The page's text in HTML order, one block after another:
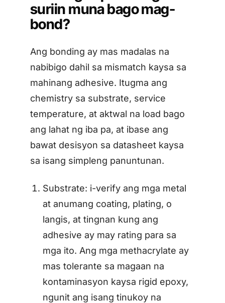
suriin muna bago mag-
bond?
Ang bonding ay mas madalas na
nabibigo dahil sa mismatch kaysa sa
mahinang adhesive. Itugma ang
chemistry sa substrate, service
temperature, at aktwal na load bago
ang lahat ng iba pa, at ibase ang
bawat desisyon sa datasheet kaysa
sa isang simpleng panuntunan.
Substrate: i-verify ang mga metal
at anumang coating, plating, o
langis, at tingnan kung ang
adhesive ay may rating para sa
mga ito. Ang mga methacrylate ay
mas tolerante sa magaan na
kontaminasyon kaysa rigid epoxy,
ngunit ang isang tinukoy na